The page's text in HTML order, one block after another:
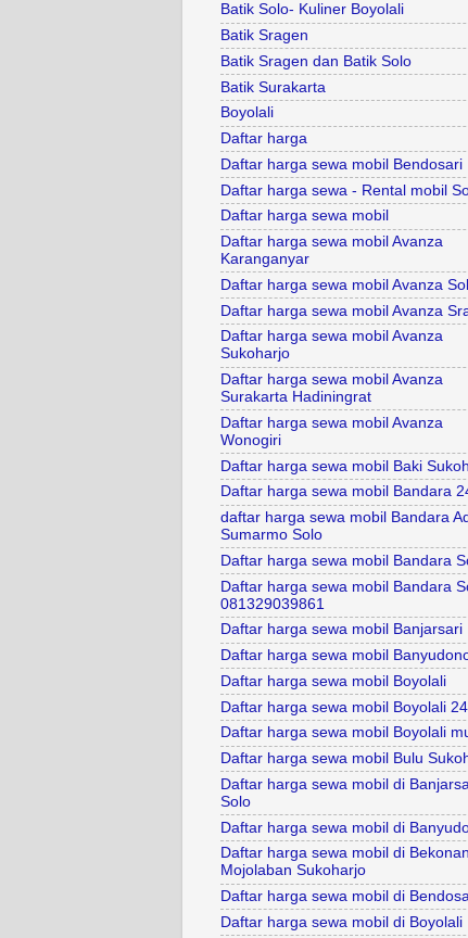
Batik Solo- Kuliner Boyolali
Batik Sragen
Batik Sragen dan Batik Solo
Batik Surakarta
Boyolali
Daftar harga
Daftar harga sewa mobil Bendosari
Daftar harga sewa - Rental mobil
Daftar harga sewa mobil
Daftar harga sewa mobil Avanza
Karanganyar
Daftar harga sewa mobil Avanza
Daftar harga sewa mobil Avanza
Daftar harga sewa mobil Avanza
Sukoharjo
Daftar harga sewa mobil Avanza
Surakarta Hadiningrat
Daftar harga sewa mobil Avanza
Wonogiri
Daftar harga sewa mobil Baki
Daftar harga sewa mobil Bandara
daftar harga sewa mobil Bandara
Sumarmo Solo
Daftar harga sewa mobil Bandara
Daftar harga sewa mobil Bandara
081329039861
Daftar harga sewa mobil Banjarsari
Daftar harga sewa mobil
Daftar harga sewa mobil Boyolali
Daftar harga sewa mobil Boyolali
Daftar harga sewa mobil Boyolali
Daftar harga sewa mobil Bulu
Daftar harga sewa mobil di
Solo
Daftar harga sewa mobil di
Daftar harga sewa mobil di
Mojolaban Sukoharjo
Daftar harga sewa mobil di
Daftar harga sewa mobil di Boyolali